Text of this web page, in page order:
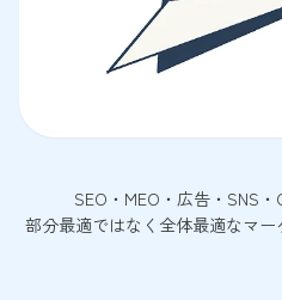
SEO・MEO・広告・SNS・
部分最適ではなく全体最適なマー